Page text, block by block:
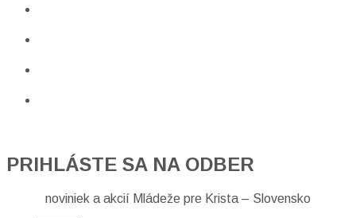
PRIHLÁSTE SA NA ODBER
noviniek a akcií Mládeže pre Krista – Slovensko